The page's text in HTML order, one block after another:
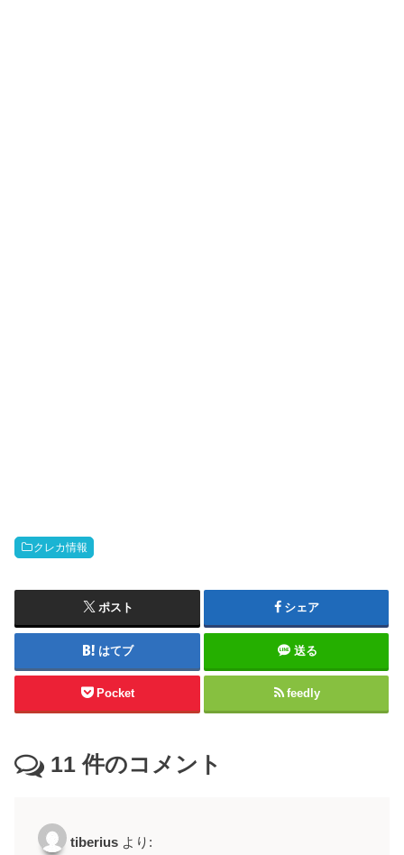
クレカ情報
ポスト シェア
はてブ 送る
Pocket feedly
11 件のコメント
tiberius より: